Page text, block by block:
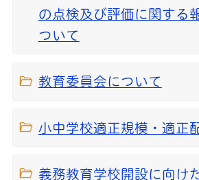
の点検及び評価に関する
ついて
教育委員会について
小中学校適正規模・適正
義務教育学校開設に向け